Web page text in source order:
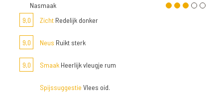
Nasmaak
9,0
Zicht Redelijk donker
9,0 Neus Ruikt sterk
9,0 Smaak Heerlijk vleugje rum
Spijssuggestie Vlees oid.